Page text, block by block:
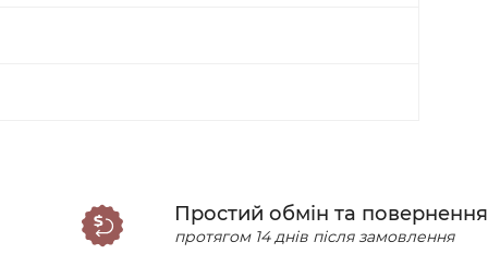
Простий обмін та повернення
протягом 14 днів після замовлення